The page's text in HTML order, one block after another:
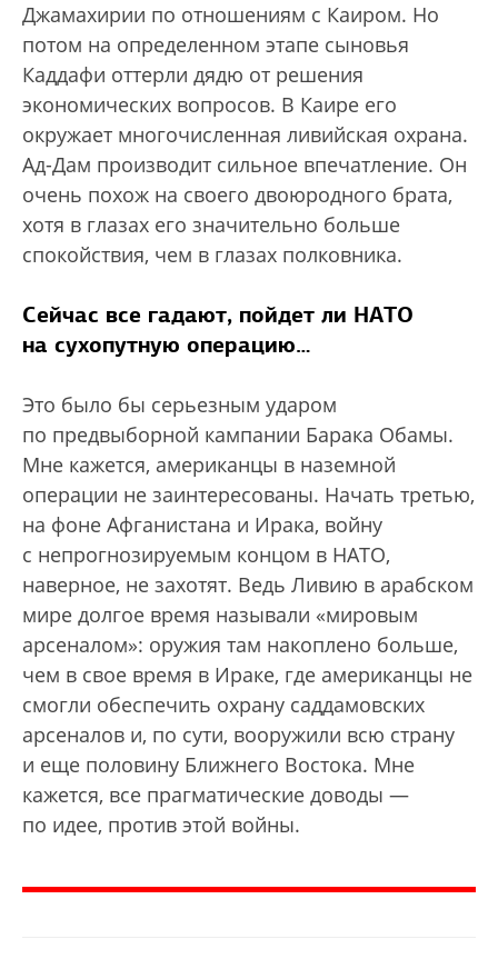
Джамахирии по отношениям с Каиром. Но
потом на определенном этапе сыновья
Каддафи оттерли дядю от решения
экономических вопросов. В Каире его
окружает многочисленная ливийская охрана.
Ад-Дам производит сильное впечатление. Он
очень похож на своего двоюродного брата,
хотя в глазах его значительно больше
спокойствия, чем в глазах полковника.
Сейчас все гадают, пойдет ли НАТО
на сухопутную операцию…
Это было бы серьезным ударом
по предвыборной кампании Барака Обамы.
Мне кажется, американцы в наземной
операции не заинтересованы. Начать третью,
на фоне Афганистана и Ирака, войну
с непрогнозируемым концом в НАТО,
наверное, не захотят. Ведь Ливию в арабском
мире долгое время называли «мировым
арсеналом»: оружия там накоплено больше,
чем в свое время в Ираке, где американцы не
смогли обеспечить охрану саддамовских
арсеналов и, по сути, вооружили всю страну
и еще половину Ближнего Востока. Мне
кажется, все прагматические доводы —
по идее, против этой войны.